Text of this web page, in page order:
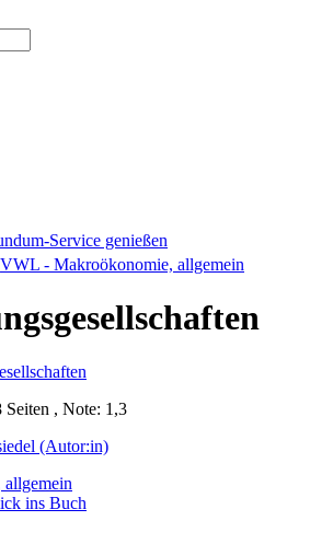
Service genießen
VWL - Makroökonomie, allgemein
Seiten , Note: 1,3
(Autor:in)
ins Buch